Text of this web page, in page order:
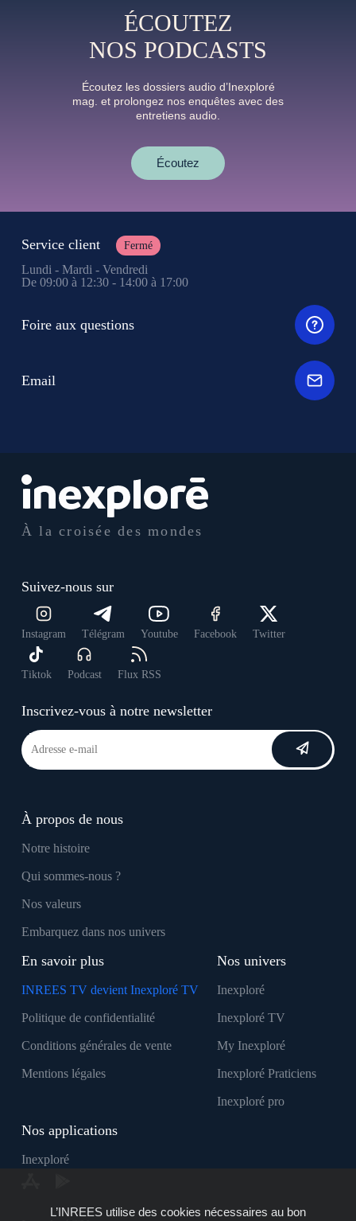
ÉCOUTEZ
NOS PODCASTS
Écoutez les dossiers audio d’Inexploré
mag. et prolongez nos enquêtes avec des
entretiens audio.
Écoutez
À la croisée des mondes
Suivez-nous sur
Instagram Télégram Youtube Facebook Twitter
Tiktok Podcast Flux RSS
Inscrivez-vous à notre newsletter
À propos de nous
Notre histoire
Qui sommes-nous ?
Nos valeurs
Embarquez dans nos univers
En savoir plus
INREES TV devient Inexploré TV
Politique de confidentialité
Conditions générales de vente
Mentions légales
Nos univers
Inexploré
Inexploré TV
My Inexploré
Inexploré Praticiens
Inexploré pro
Nos applications
Inexploré
Service client Fermé
Lundi - Mardi - Vendredi
De 09:00 à 12:30 - 14:00 à 17:00
Foire aux questions
Email
L’INREES utilise des cookies nécessaires au bon